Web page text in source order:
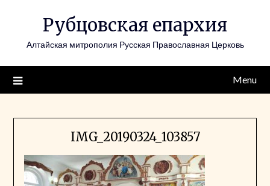
Рубцовская епархия
Алтайская митрополия Русская Православная Церковь
Menu
IMG_20190324_103857